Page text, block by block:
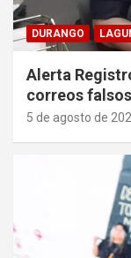
DURANGO
Alerta
correos
5 de agosto de